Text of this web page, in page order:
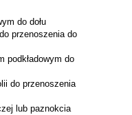
do dołu
przenoszenia do
podkładowym do
do przenoszenia
lub paznokcia